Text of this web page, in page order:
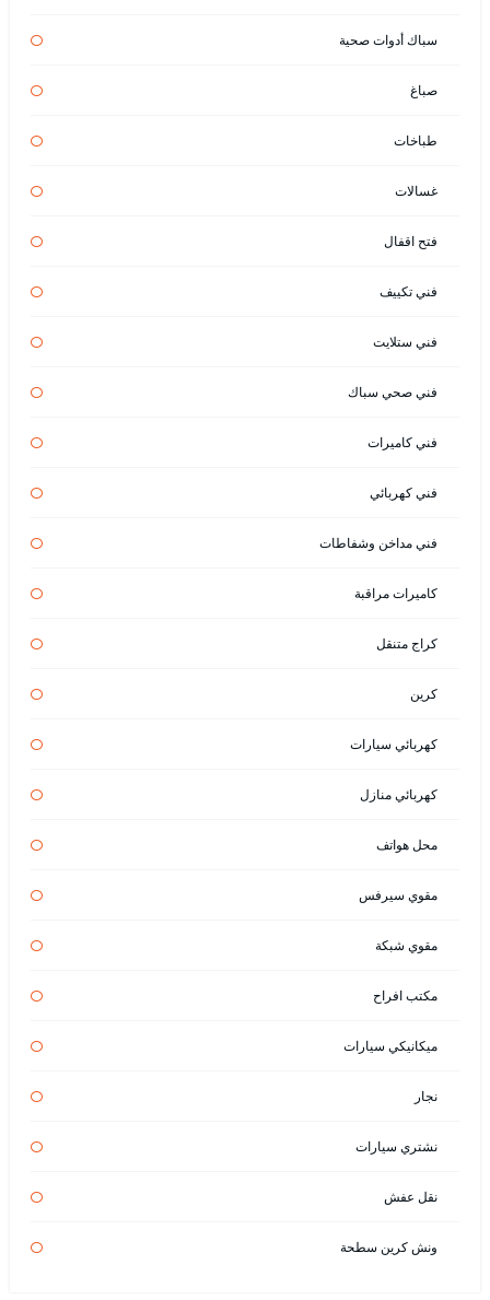
سباك أدوات صحية
صباغ
طباخات
غسالات
فتح اقفال
فني تكييف
فني ستلايت
فني صحي سباك
فني كاميرات
فني كهربائي
فني مداخن وشفاطات
كاميرات مراقبة
كراج متنقل
كرين
كهربائي سيارات
كهربائي منازل
محل هواتف
مقوي سيرفس
مقوي شبكة
مكتب افراح
ميكانيكي سيارات
نجار
نشتري سيارات
نقل عفش
ونش كرين سطحة